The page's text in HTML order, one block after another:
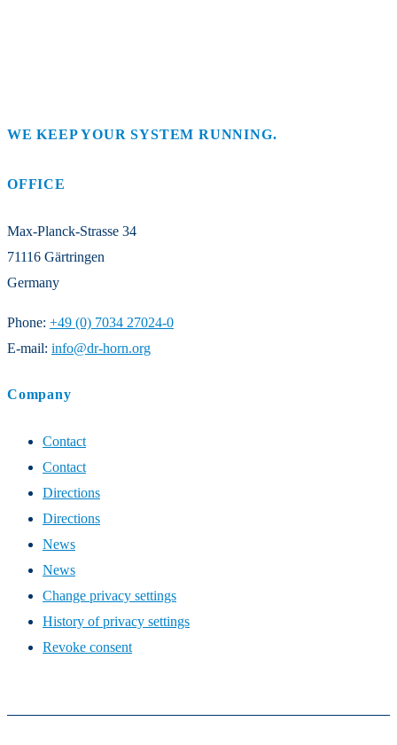
WE KEEP YOUR SYSTEM RUNNING.
OFFICE
Max-Planck-Strasse 34
71116 Gärtringen
Germany
Phone: +49 (0) 7034 27024-0
E-mail: info@dr-horn.org
Company
Contact
Contact
Directions
Directions
News
News
Change privacy settings
History of privacy settings
Revoke consent